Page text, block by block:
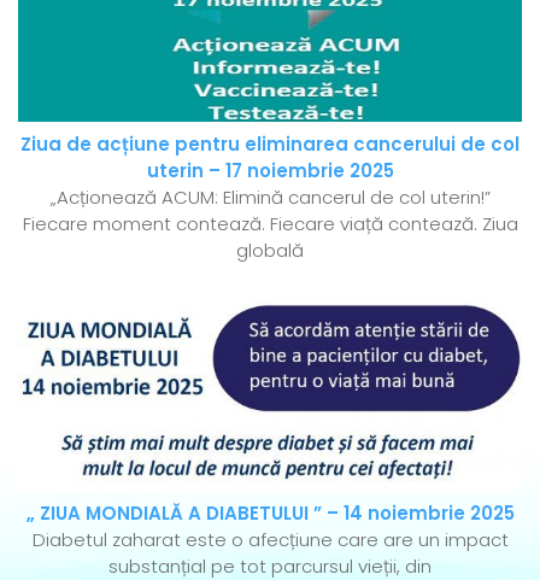
Ziua de acțiune pentru eliminarea cancerului de col
uterin – 17 noiembrie 2025
„Acționează ACUM: Elimină cancerul de col uterin!”
Fiecare moment contează. Fiecare viață contează. Ziua
globală
„ ZIUA MONDIALĂ A DIABETULUI ” – 14 noiembrie 2025
Diabetul zaharat este o afecțiune care are un impact
substanțial pe tot parcursul vieții, din